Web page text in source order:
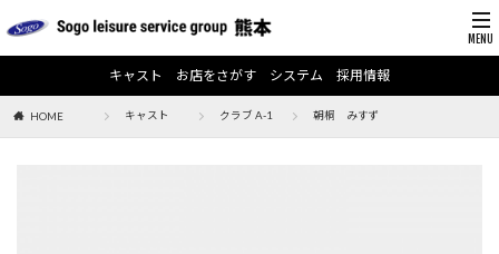
キャスト お店をさがす システム 採用情報
HOME キャスト クラブ A-1 朝桐 みすず